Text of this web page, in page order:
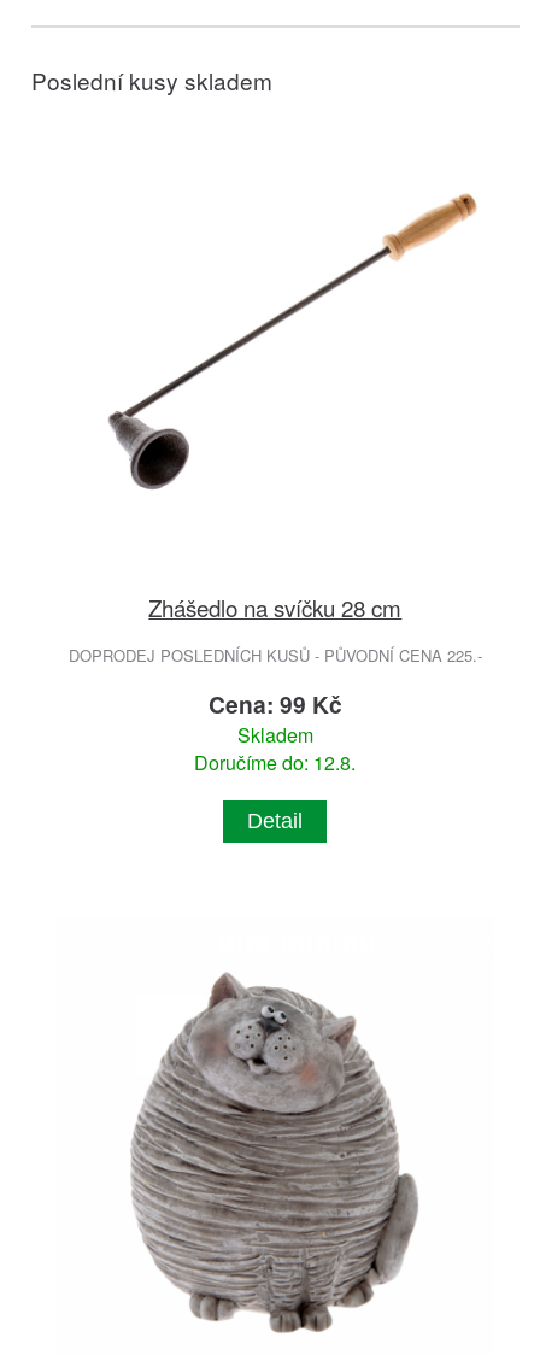
Poslední kusy skladem
Zhášedlo na svíčku 28 cm
DOPRODEJ POSLEDNÍCH KUSŮ - PŮVODNÍ CENA 225.-
Cena: 99 Kč
Skladem
Doručíme do: 12.8.
Detail